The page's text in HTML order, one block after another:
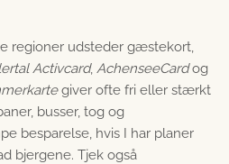
regioner udsteder gæstekort,
Activcard, AchenseeCardog
giver ofte fri eller stærkt
busser, tog og
besparelse, hvis I har planer
bjergene. Tjek også